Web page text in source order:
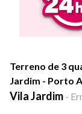
Terreno de 3
Jardim - Porto
Vila Jardim -